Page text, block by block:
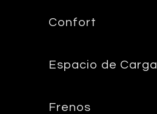
Confort
Espacio de Carga
Frenos